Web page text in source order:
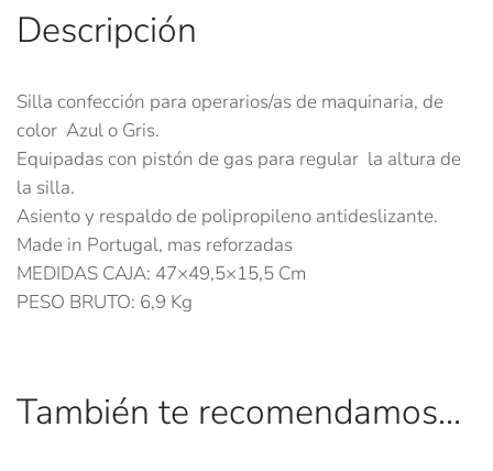
Descripción
Silla confección para operarios/as de maquinaria, de
color Azul o Gris.
Equipadas con pistón de gas para regular la altura de
la silla.
Asiento y respaldo de polipropileno antideslizante.
Made in Portugal, mas reforzadas
MEDIDAS CAJA: 47×49,5×15,5 Cm
PESO BRUTO: 6,9 Kg
También te recomendamos…